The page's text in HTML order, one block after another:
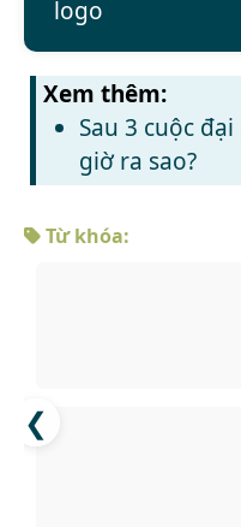
Xem thêm:
Sau 3 cuộc
giờ ra sao?
Từ khóa: